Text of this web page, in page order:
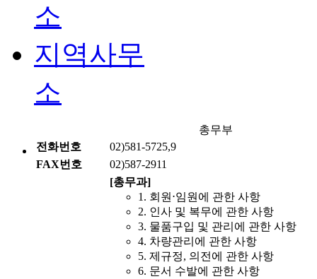
소
지역사무
소
총무부
전화번호
02)581-5725,9
FAX번호
02)587-2911
[총무과]
1. 회원⋅임원에 관한 사항
2. 인사 및 복무에 관한 사항
3. 물품구입 및 관리에 관한 사항
4. 차량관리에 관한 사항
5. 제규정, 의전에 관한 사항
6. 문서 수발에 관한 사항